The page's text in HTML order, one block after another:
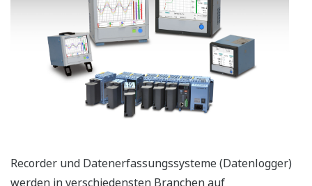
Recorder und Datenerfassungssysteme (Datenlogger)
werden in verschiedensten Branchen auf